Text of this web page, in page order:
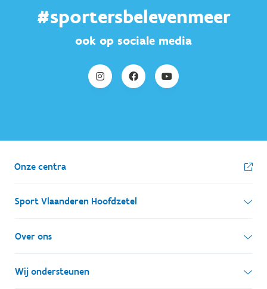
#sportersbelevenmeer
ook op sociale media
Onze centra
Sport Vlaanderen Hoofdzetel
Simon Bolivarlaan 17
1000 Brussel
Ondernemingsnummer: BE 0248.142.826
Over ons
Wie zijn we, wat doen we
Wij ondersteunen